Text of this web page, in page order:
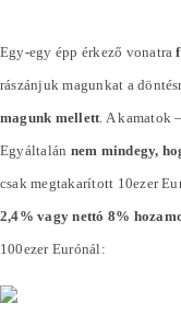
Egy-egy épp érkező vonatra
rászánjuk magunkat a
magunk mellett. A kamatok
Egyáltalán nem mindegy,
csak megtakarított 10ezer
2,4% vagy nettó 8%
100ezer Eurónál: